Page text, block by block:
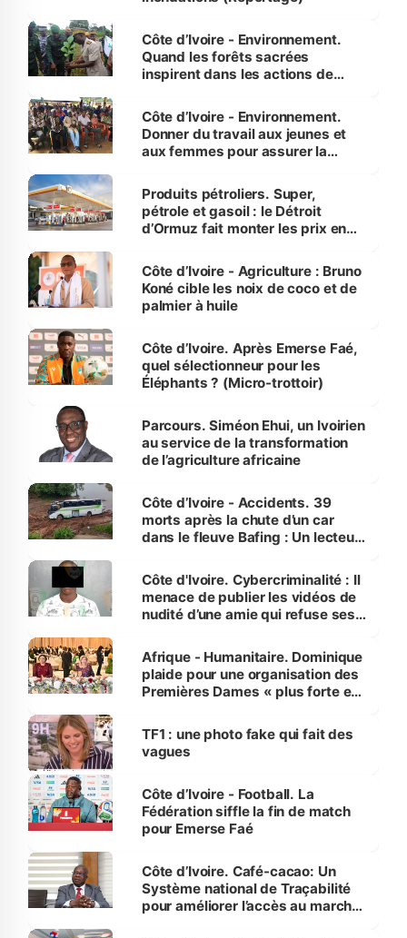
Côte d’Ivoire - Environnement.
Quand les forêts sacrées
inspirent dans les actions de
Côte d’Ivoire - Environnement.
Donner du travail aux jeunes et
aux femmes pour assurer la
menacées
Produits pétroliers. Super,
pétrole et gasoil : le Détroit
d’Ormuz fait monter les prix en
Côte d’Ivoire - Agriculture : Bruno
Koné cible les noix de coco et de
palmier à huile
Côte d’Ivoire. Après Emerse Faé,
quel sélectionneur pour les
Éléphants ? (Micro-trottoir)
Parcours. Siméon Ehui, un Ivoirien
au service de la transformation
de l’agriculture africaine
Côte d’Ivoire - Accidents. 39
morts après la chute d’un car
dans le fleuve Bafing : Un lecteur
des Transports
Côte d'Ivoire. Cybercriminalité : Il
menace de publier les vidéos de
nudité d’une amie qui refuse ses
Afrique - Humanitaire. Dominique
plaide pour une organisation des
Premières Dames « plus forte et
sur la scène internationale »
TF1 : une photo fake qui fait des
vagues
Côte d’Ivoire - Football. La
Fédération siffle la fin de match
pour Emerse Faé
Côte d’Ivoire. Café-cacao: Un
Système national de Traçabilité
pour améliorer l’accès au marché